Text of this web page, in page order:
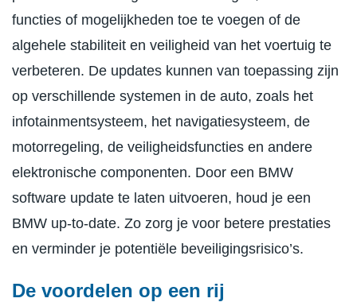
functies of mogelijkheden toe te voegen of de
algehele stabiliteit en veiligheid van het voertuig te
verbeteren. De updates kunnen van toepassing zijn
op verschillende systemen in de auto, zoals het
infotainmentsysteem, het navigatiesysteem, de
motorregeling, de veiligheidsfuncties en andere
elektronische componenten. Door een BMW
software update te laten uitvoeren, houd je een
BMW up-to-date. Zo zorg je voor betere prestaties
en verminder je potentiële beveiligingsrisico’s.
De voordelen op een rij